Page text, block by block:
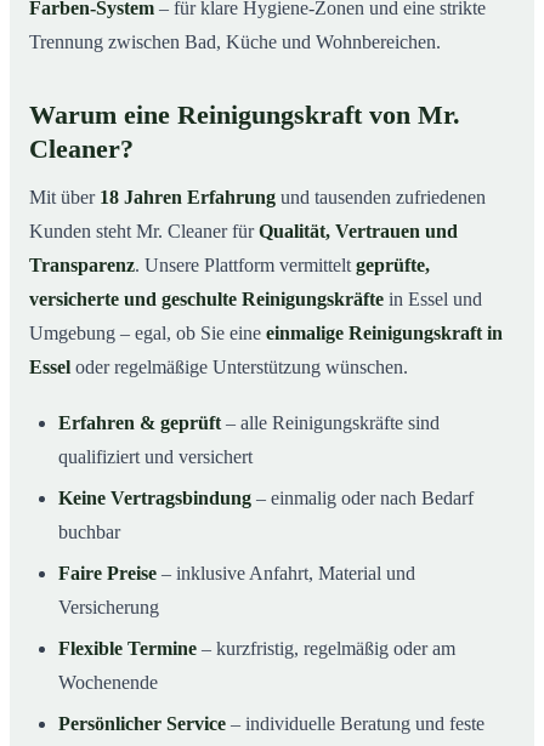
Farben-System – für klare Hygiene-Zonen und eine strikte
Trennung zwischen Bad, Küche und Wohnbereichen.
Warum eine Reinigungskraft von Mr.
Cleaner?
Mit über 18 Jahren Erfahrung und tausenden zufriedenen
Kunden steht Mr. Cleaner fürQualität, Vertrauen und
Transparenz. Unsere Plattform vermittelt geprüfte,
versicherte und geschulte Reinigungskräfte in Essel und
Umgebung – egal, ob Sie eine einmalige Reinigungskraft in
Essel oder regelmäßige Unterstützung wünschen.
Erfahren & geprüft – alle Reinigungskräfte sind
qualifiziert und versichert
Keine Vertragsbindung – einmalig oder nach Bedarf
buchbar
Faire Preise – inklusive Anfahrt, Material und
Versicherung
Flexible Termine – kurzfristig, regelmäßig oder am
Wochenende
Persönlicher Service – individuelle Beratung und feste